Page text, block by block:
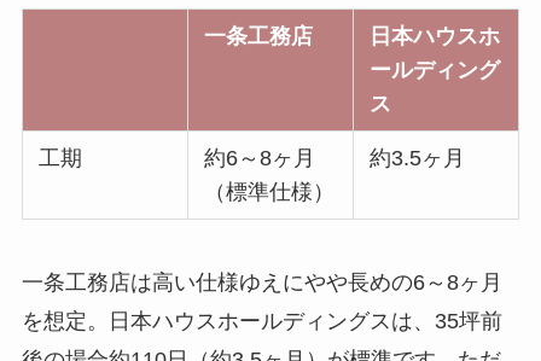
一条工務店
日本ハウスホ
ールディング
ス
工期
約6～8ヶ月
（標準仕様）
約3.5ヶ月
一条工務店は高い仕様ゆえにやや長めの6～8ヶ月
を想定。日本ハウスホールディングスは、35坪前